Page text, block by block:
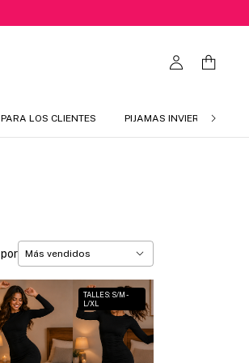
LOS CLIENTES PIJAMAS INVIERNO 2026
TALLES: S/M -
L/XL